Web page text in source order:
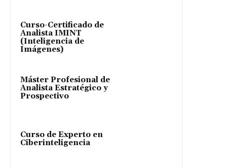
Curso-Certificado de
Analista IMINT
(Inteligencia de
Imágenes)
Máster Profesional de
Analista Estratégico y
Prospectivo
Curso de Experto en
Ciberinteligencia